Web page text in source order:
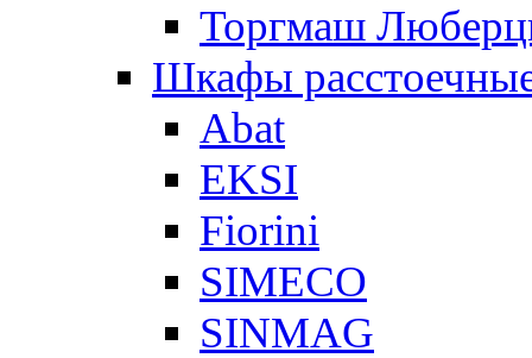
Торгмаш
Шкафы
Abat
EKSI
Fiorini
SIMECO
SINMAG